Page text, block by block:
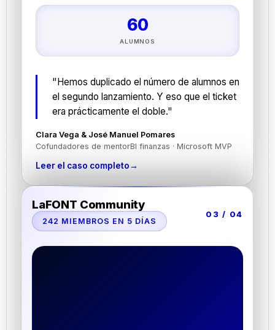
60
ALUMNOS
"Hemos duplicado el número de alumnos en
el segundo lanzamiento. Y eso que el ticket
era prácticamente el doble."
Clara Vega & José Manuel Pomares
Cofundadores de mentorBI finanzas · Microsoft MVP
Leer el caso completo→
LaFONT Community
242 MIEMBROS EN 5 DÍAS
03 / 04